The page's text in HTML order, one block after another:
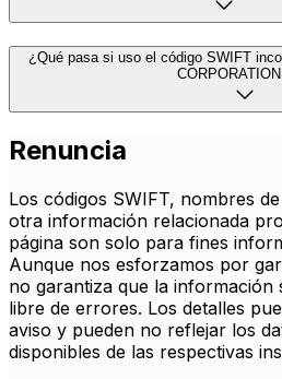
¿Qué pasa si uso el código SWIFT
Renuncia
Los códigos SWIFT, nombres
otra información relacionada
página son solo para fines
Aunque nos esforzamos por
no garantiza que la información
libre de errores. Los detalles
aviso y pueden no reflejar los
disponibles de las respectivas